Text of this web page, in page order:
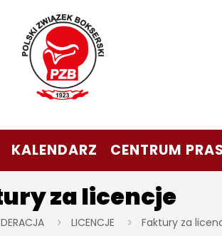
KALENDARZ CENTRUM
za licencje
LICENCJE Faktury za